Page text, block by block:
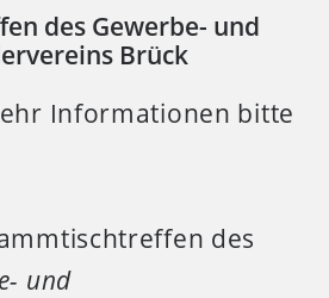
des Gewerbe- und
Brück
Informationen bitte
des
und